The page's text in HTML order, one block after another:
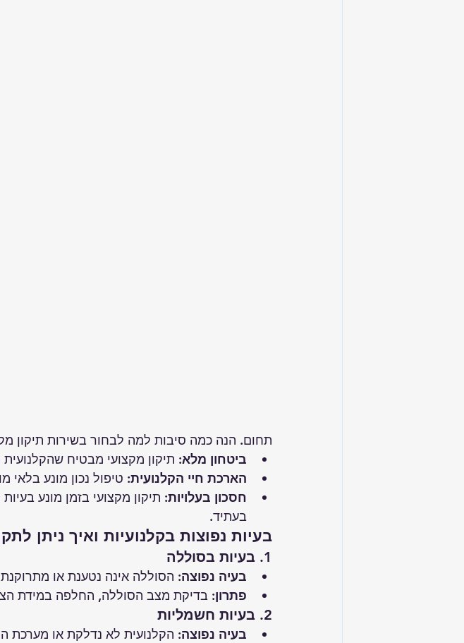
תחום. הנה כמה סיבות למה לבחור בשירות תיקון
ביטחון מלא: תיקון מקצועי מבטיח
הארכת חיי הקלנועית: טיפול נכון מונע בלאי
חסכון בעלויות: תיקון מקצועי בזמן מונע
בעתיד.
בעיות נפוצות בקלנועיות ואיך ניתן
1. בעיות בסוללה
בעיה נפוצה: הסוללה אינה נטענת או
פתרון: בדיקת מצב הסוללה, החלפה במידת
2. בעיות חשמליות
בעיה נפוצה: הקלנועית לא נדלקת או מערכת